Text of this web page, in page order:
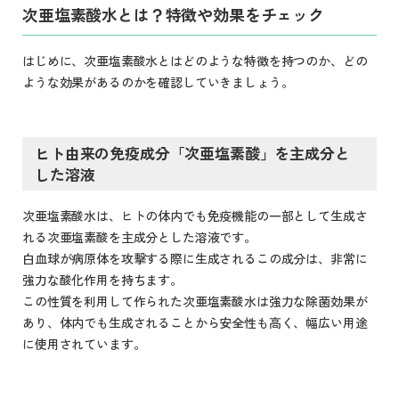
次亜塩素酸水とは？特徴や効果をチェック
はじめに、次亜塩素酸水とはどのような特徴を持つのか、どの
ような効果があるのかを確認していきましょう。
ヒト由来の免疫成分「次亜塩素酸」を主成分と
した溶液
次亜塩素酸水は、ヒトの体内でも免疫機能の一部として生成さ
れる次亜塩素酸を主成分とした溶液です。
白血球が病原体を攻撃する際に生成されるこの成分は、非常に
強力な酸化作用を持ちます。
この性質を利用して作られた次亜塩素酸水は強力な除菌効果が
あり、体内でも生成されることから安全性も高く、幅広い用途
に使用されています。